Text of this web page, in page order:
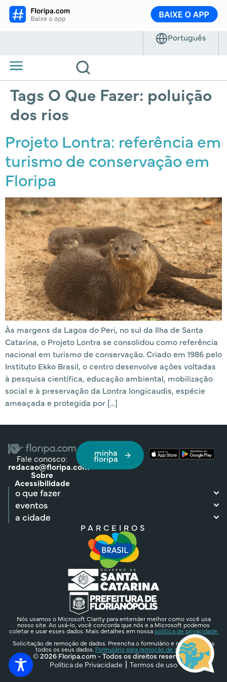
Tags O Que Fazer: poluição
dos rios
Projeto Lontra: referência em
turismo de conservação em
Floripa
Às margens da Lagoa do Peri, no sul da Ilha de Santa
Catarina, o Projeto Lontra se consolidou como referência
nacional em turismo de conservação. Criado em 1986 pelo
Instituto Ekko Brasil, o centro desenvolve ações voltadas
à pesquisa científica, educação ambiental, mobilização
social e à preservação da Lontra longicaudis, espécie
ameaçada e protegida por […]
Fale conosco:
redacao@floripa.com
Sobre
Acessibilidade
minha
floripa
o que fazer
eventos
a cidade
PARCEIROS
Nós usamos o Microsoft Clarity para entender melhor como você usa
nosso site. Ao usá-lo, você concorda que nós e a Microsoft podemos
coletar e usar esses dados. Mais detalhes em nossa política de privacidade.
Solicitação de remoção de dados. Preencha o formulário e removeremos
todos os seus dados. Formulário para remoção de dados.
© 2026 Floripa.com - Todos os direitos reservados
Política de Privacidade
Termos de uso